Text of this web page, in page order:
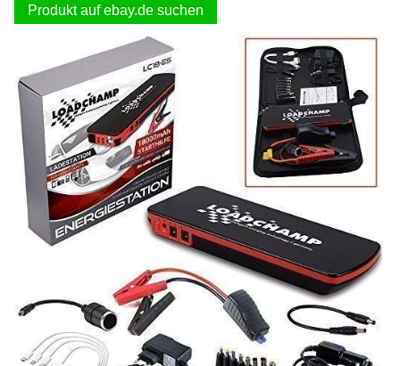
Impressum
Produkt auf ebay.de suchen